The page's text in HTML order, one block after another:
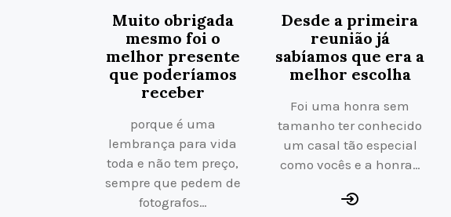
Muito obrigada
mesmo foi o
melhor presente
que poderíamos
receber
porque é uma
lembrança para vida
toda e não tem preço,
sempre que pedem de
fotografos…
Desde a primeira
reunião já
sabíamos que era a
melhor escolha
Foi uma honra sem
tamanho ter conhecido
um casal tão especial
como vocês e a honra…